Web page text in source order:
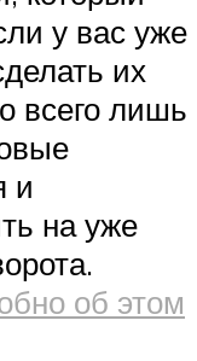
у вас уже
их
всего лишь
и
на уже
об этом